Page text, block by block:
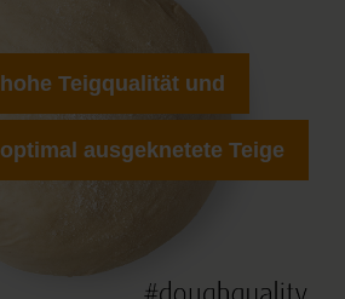
hohe Teigqualität und
optimal ausgeknetete Teige